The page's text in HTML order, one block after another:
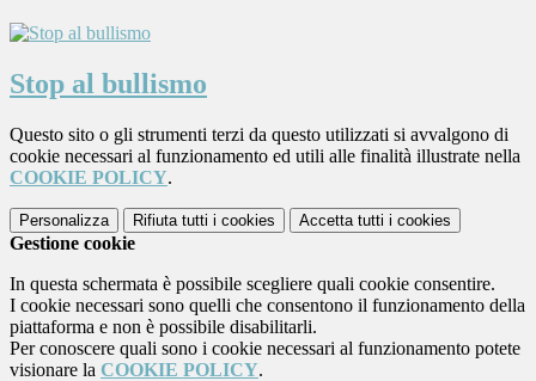
Stop al bullismo
Questo sito o gli strumenti terzi da questo utilizzati si avvalgono di
cookie necessari al funzionamento ed utili alle finalità illustrate nella
COOKIE POLICY.
Personalizza Rifiuta tutti i cookies Accetta tutti i cookies
Gestione cookie
In questa schermata è possibile scegliere quali cookie consentire.
I cookie necessari sono quelli che consentono il funzionamento della
piattaforma e non è possibile disabilitarli.
Per conoscere quali sono i cookie necessari al funzionamento potete
visionare la COOKIE POLICY.